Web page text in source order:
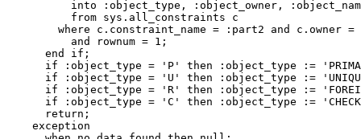
into :object_type, :object_owner,
from sys.all_constraints c
where c.constraint_name = :part2 and c.owner =
and rownum = 1;
end if;
if :object_type = 'P' then :object_type :=
if :object_type = 'U' then :object_type :=
if :object_type = 'R' then :object_type :=
if :object_type = 'C' then :object_type :=
return;
exception